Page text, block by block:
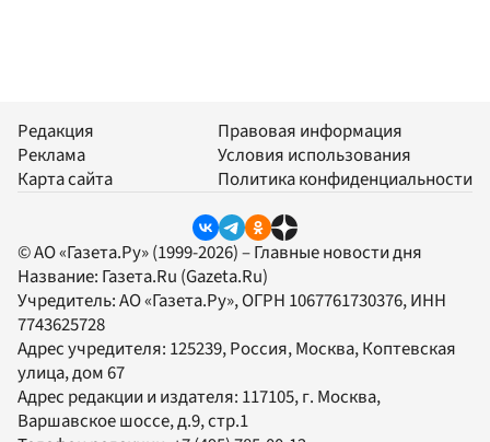
Редакция
Реклама
Карта сайта
Правовая информация
Условия использования
Политика конфиденциальности
© АО «Газета.Ру» (1999-2026) – Главные новости дня
Название: Газета.Ru (Gazeta.Ru)
Учредитель:АО «Газета.Ру», ОГРН 1067761730376, ИНН
7743625728
Адрес учредителя: 125239, Россия, Москва, Коптевская
улица, дом 67
Адрес редакции и издателя: 117105, г. Москва,
Варшавское шоссе, д.9, стр.1